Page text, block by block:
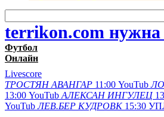
terrikon.com
Футбол
Онлайн
Livescore
ТРОСТЯН АВАНГАР 11:00 YouTub
13:00 YouTub АЛЕКСАН ИНГУЛЕЦ
YouTub ЛЕВ.БЕР КУДРОВК 15:30